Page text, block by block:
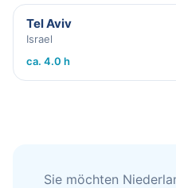
Tel Aviv
Israel
ca. 4.0 h
Sie möchten